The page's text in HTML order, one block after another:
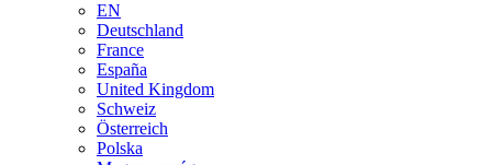
EN
Deutschland
France
España
United Kingdom
Schweiz
Österreich
Polska